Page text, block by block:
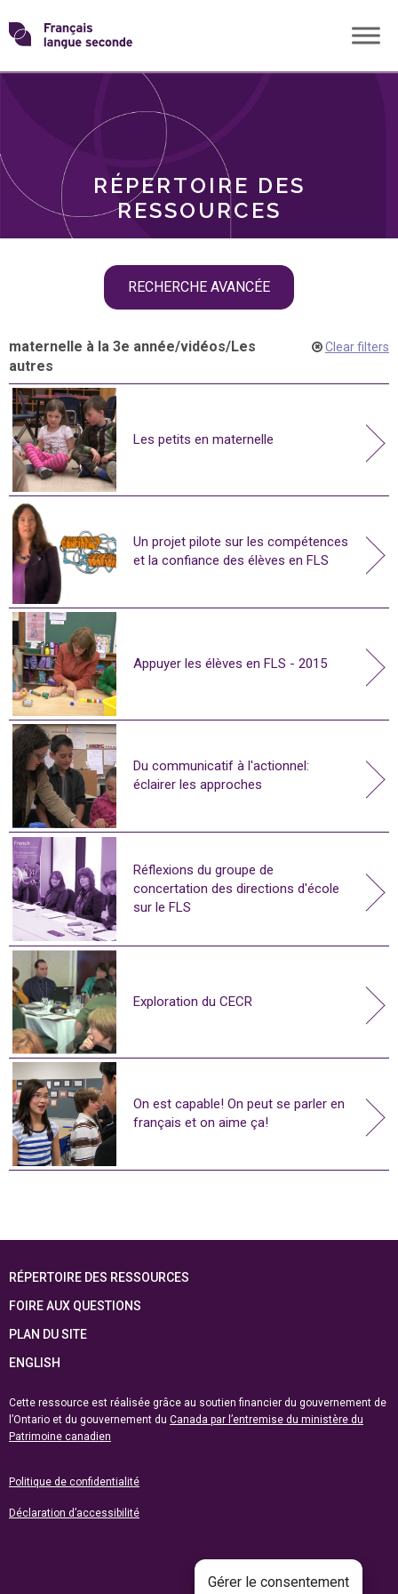
Skip
toTransformons
langue
RÉPERTOIRE DES
RESSOURCES
RECHERCHE AVANCÉE
THÈMES
maternelle à la 3e année/vidéos/Les
autres
Clear filters
Les petits en maternelle
Un projet pilote sur les compétences
et la confiance des élèves en FLS
Appuyer les élèves en FLS - 2015
Du communicatif à l'actionnel:
éclairer les approches
Réflexions du groupe de
concertation des directions d'école
sur le FLS
Exploration du CECR
On est capable! On peut se parler en
français et on aime ça!
RÉPERTOIRE DES RESSOURCES
FOIRE AUX QUESTIONS
PLAN DU SITE
ENGLISH
Cette ressource est réalisée grâce au soutien financier du gouvernement de
l’Ontario et du gouvernement du Canada par l’entremise du ministère du
Patrimoine canadien
Politique de confidentialité
Déclaration d’accessibilité
Gérer le consentement